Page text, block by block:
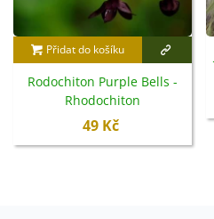
Přidat do košíku
Rodochiton Purple Bells -
Rhodochiton
atrosanguineus - semena -
49 Kč